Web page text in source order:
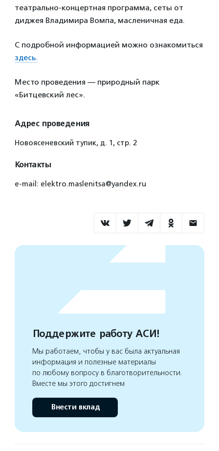
театрально-концертная программа, сеты от
диджея Владимира Вомпа, масленичная еда.
С подробной информацией можно ознакомиться
здесь.
Место проведения — природный парк
«Битцевский лес».
Адрес проведения
Новоясеневский тупик, д. 1, стр. 2
Контакты
е-mail: elektro.maslenitsa@yandex.ru
Поддержите работу АСИ!
Мы работаем, чтобы у вас была актуальная
информация и полезные материалы
по любому вопросу в благотворительности.
Вместе мы этого достигнем
Внести вклад